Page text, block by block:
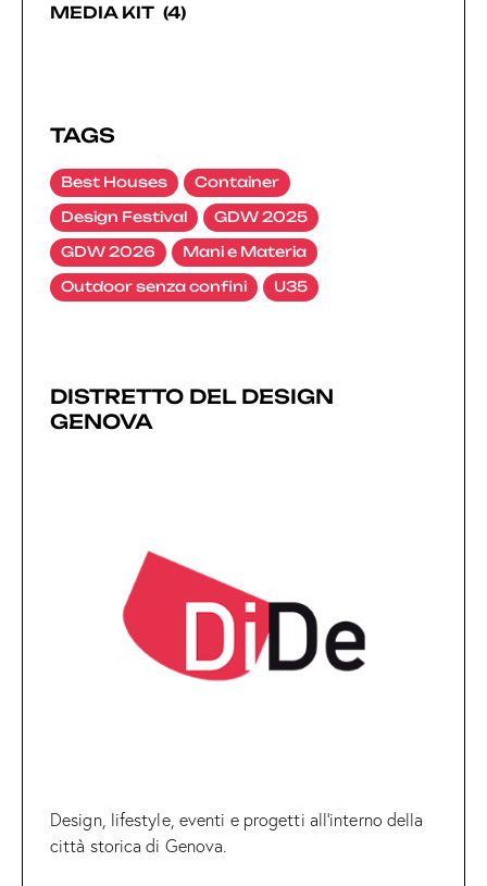
MEDIA KIT (4)
TAGS
Best Houses
Container
Design Festival
GDW 2025
GDW 2026
Mani e Materia
Outdoor senza confini
U35
DISTRETTO DEL DESIGN
GENOVA
Design, lifestyle, eventi e progetti all’interno della
città storica di Genova.